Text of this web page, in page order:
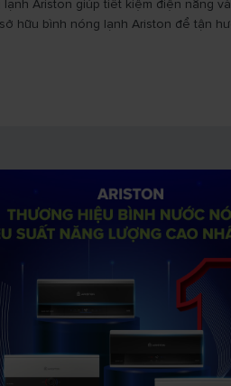
Ariston giúp tiết kiệm điện năng
hữu bình nóng lạnh Ariston để tận